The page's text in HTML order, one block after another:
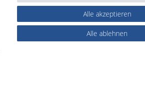
Kontakt
Alle akzeptieren
Alle ablehnen